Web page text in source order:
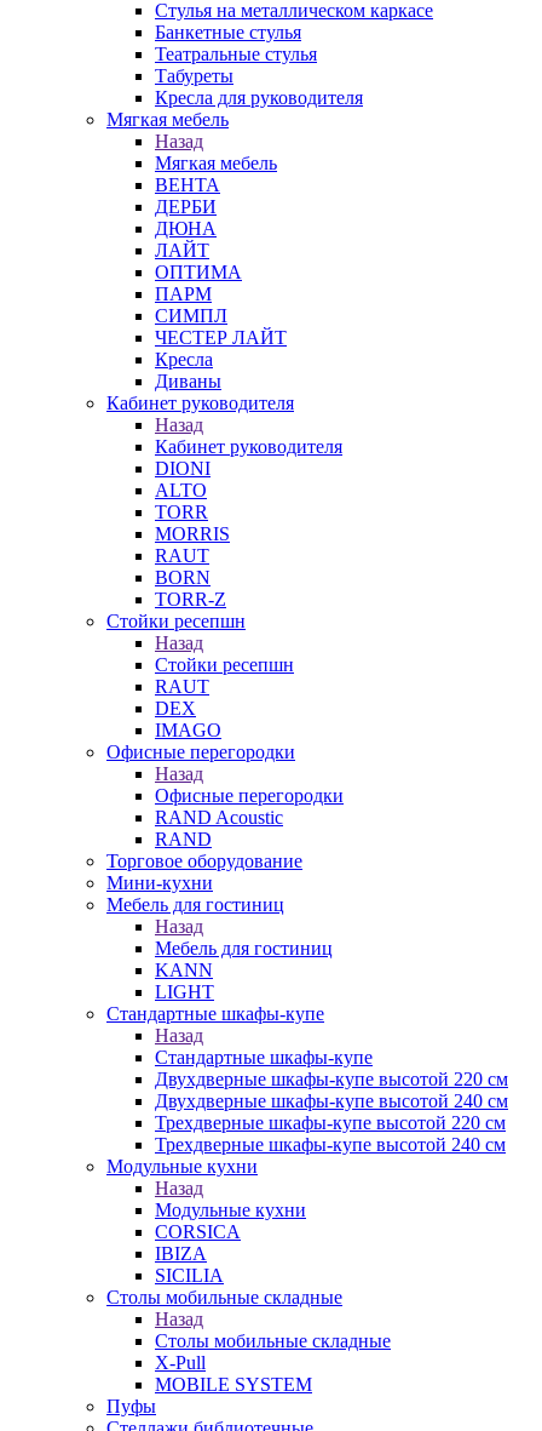
Стулья на металлическом каркасе
Банкетные стулья
Театральные стулья
Табуреты
Кресла для руководителя
Мягкая мебель
Назад
Мягкая мебель
ВЕНТА
ДЕРБИ
ДЮНА
ЛАЙТ
ОПТИМА
ПАРМ
СИМПЛ
ЧЕСТЕР ЛАЙТ
Кресла
Диваны
Кабинет руководителя
Назад
Кабинет руководителя
DIONI
ALTO
TORR
MORRIS
RAUT
BORN
TORR-Z
Стойки ресепшн
Назад
Стойки ресепшн
RAUT
DEX
IMAGO
Офисные перегородки
Назад
Офисные перегородки
RAND Acoustic
RAND
Торговое оборудование
Мини-кухни
Мебель для гостиниц
Назад
Мебель для гостиниц
KANN
LIGHT
Стандартные шкафы-купе
Назад
Стандартные шкафы-купе
Двухдверные шкафы-купе высотой 220 см
Двухдверные шкафы-купе высотой 240 см
Трехдверные шкафы-купе высотой 220 см
Трехдверные шкафы-купе высотой 240 см
Модульные кухни
Назад
Модульные кухни
CORSICA
IBIZA
SICILIA
Столы мобильные складные
Назад
Столы мобильные складные
X-Pull
MOBILE SYSTEM
Пуфы